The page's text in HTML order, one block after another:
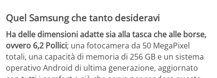
Quel Samsung che tanto desideravi
Ha delle dimensioni adatte sia alla tasca che alle borse,
ovvero 6,2 Pollici; una fotocamera da 50 MegaPixel
totali, una capacità di memoria di 256 GB e un sistema
operativo Android di ultima generazione, aggiornato